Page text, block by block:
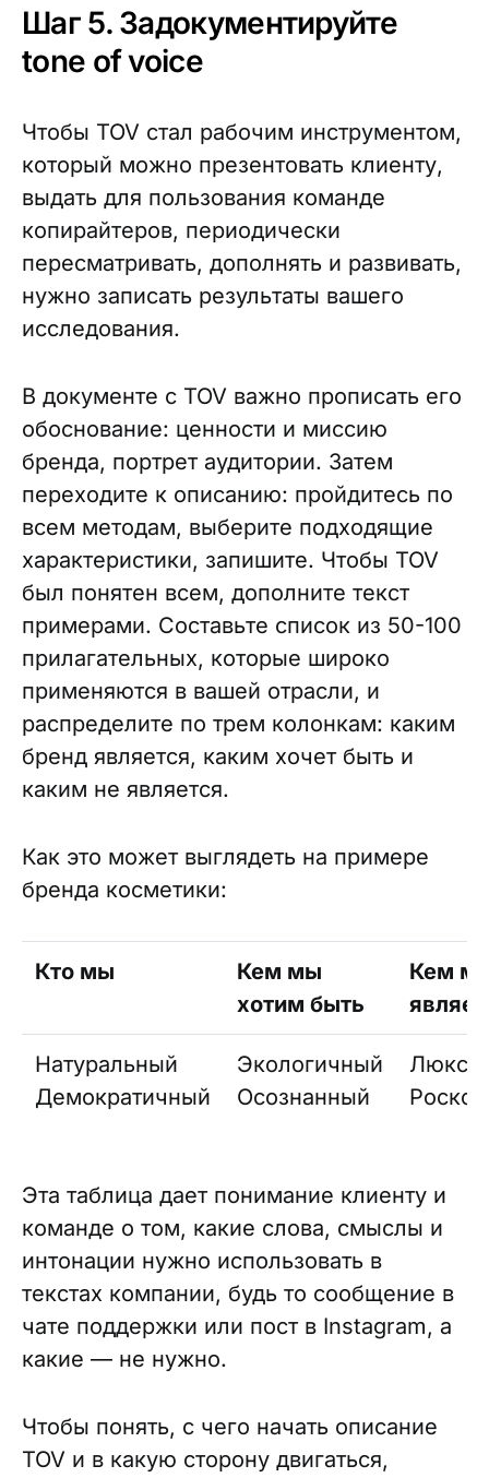
Шаг 5. Задокументируйте
tone of voice
Чтобы TOV стал рабочим инструментом,
который можно презентовать клиенту,
выдать для пользования команде
копирайтеров, периодически
пересматривать, дополнять и развивать,
нужно записать результаты вашего
исследования.
В документе с TOV важно прописать его
обоснование: ценности и миссию
бренда, портрет аудитории. Затем
переходите к описанию: пройдитесь по
всем методам, выберите подходящие
характеристики, запишите. Чтобы TOV
был понятен всем, дополните текст
примерами. Составьте список из 50-100
прилагательных, которые широко
применяются в вашей отрасли, и
распределите по трем колонкам: каким
бренд является, каким хочет быть и
каким не является.
Как это может выглядеть на примере
бренда косметики:
Кто мы
Кем мы
хотим быть
Кем
Натуральный
Демократичный
Экологичный
Осознанный
Эта таблица дает понимание клиенту и
команде о том, какие слова, смыслы и
интонации нужно использовать в
текстах компании, будь то сообщение в
чате поддержки или пост в Instagram, а
какие — не нужно.
Чтобы понять, с чего начать описание
TOV и в какую сторону двигаться,